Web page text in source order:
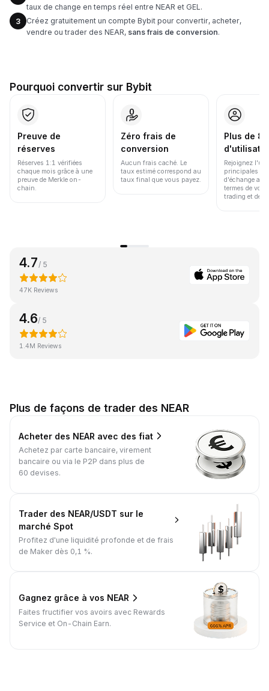
taux de change en temps réel entre NEAR et GEL.
3
Créez gratuitement un compte Bybit pour convertir, acheter,
vendre ou trader des NEAR, sans frais de conversion.
Pourquoi convertir sur Bybit
Preuve de
réserves
Réserves 1:1 vérifiées
chaque mois grâce à une
preuve de Merkle on-
chain.
Zéro frais de
conversion
Aucun frais caché. Le
taux estimé correspond au
taux final que vous payez.
Plus de
Rejoignez
principales
d'échange au
termes de
trading et de
4.7 / 5
47K Reviews
4.6/ 5
1.4M Reviews
Plus de façons de trader des NEAR
Acheter des NEAR avec des fiat
Achetez par carte bancaire, virement
bancaire ou via le P2P dans plus de
60 devises.
Trader des NEAR/USDT sur le
marché Spot
Profitez d'une liquidité profonde et de frais
de Maker dès 0,1 %.
Gagnez grâce à vos NEAR
Faites fructifier vos avoirs avec Rewards
Service et On-Chain Earn.